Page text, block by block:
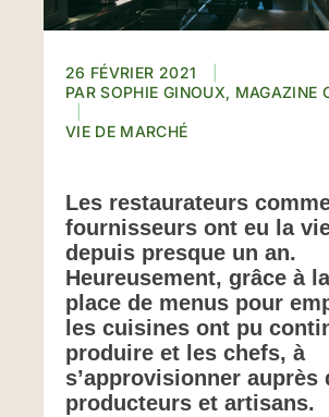
26 FÉVRIER 2021
SOPHIE GINOUX, MAGAZINE
VIE DE MARCHÉ
Les restaurateurs
fournisseurs ont eu la
depuis presque un an.
Heureusement, grâce à
place de menus pour
les cuisines ont pu
produire et les chefs, à
s’approvisionner auprès
producteurs et artisans.